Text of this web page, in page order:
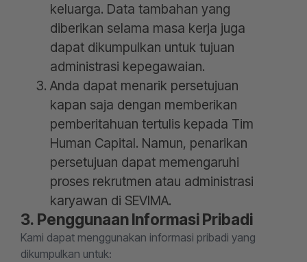
keluarga. Data tambahan yang
diberikan selama masa kerja juga
dapat dikumpulkan untuk tujuan
administrasi kepegawaian.
Anda dapat menarik persetujuan
kapan saja dengan memberikan
pemberitahuan tertulis kepada Tim
Human Capital. Namun, penarikan
persetujuan dapat memengaruhi
proses rekrutmen atau administrasi
karyawan di SEVIMA.
3. Penggunaan Informasi Pribadi
Kami dapat menggunakan informasi pribadi yang
dikumpulkan untuk: